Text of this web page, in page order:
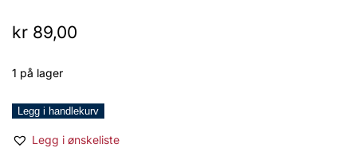
kr 89,00
1 på lager
Ihr
lunsj
Legg i handlekurv
Legg i ønskeliste